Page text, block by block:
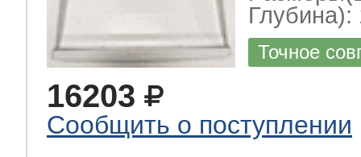
Глубина):
Точное
16203
Сообщить о поступлении